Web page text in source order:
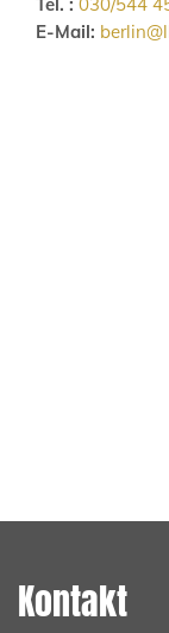
Tel. : 030/544
E-Mail:
Kontakt